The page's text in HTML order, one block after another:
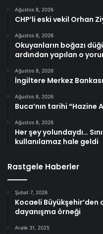
Ağustos 8, 2026
CHP’li eski vekil Orhan
Ağustos 8, 2026
Okuyanların boğazı
ardından yapılan o
Ağustos 8, 2026
İngiltere Merkez
Ağustos 8, 2026
Buca’nın tarihi “Hazine
Ağustos 8, 2026
Her şey yolundaydı…
kullanılamaz hale geldi
Rastgele Haberler
Şubat 7, 2026
Kocaeli Büyükşehir’den
dayanışma örneği
Aralık 31, 2025